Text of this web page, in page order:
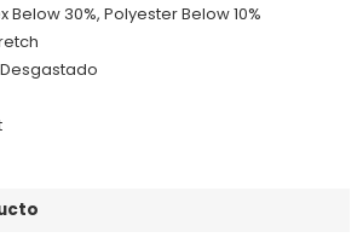
Below 30%, Polyester Below 10%